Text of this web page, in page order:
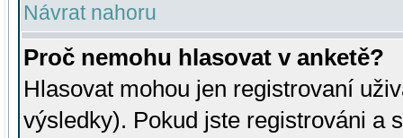
Návrat nahoru
Proč nemohu hlasovat v anketě?
Hlasovat mohou jen registrovaní
výsledky). Pokud jste registrováni a